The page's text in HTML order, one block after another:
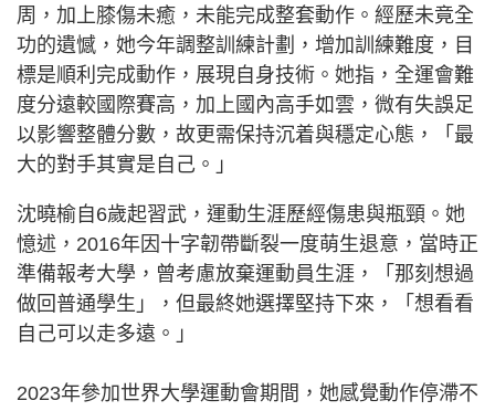
周，加上膝傷未癒，未能完成整套動作。經歷未竟全
功的遺憾，她今年調整訓練計劃，增加訓練難度，目
標是順利完成動作，展現自身技術。她指，全運會難
度分遠較國際賽高，加上國內高手如雲，微有失誤足
以影響整體分數，故更需保持沉着與穩定心態，「最
大的對手其實是自己。」
沈曉榆自6歲起習武，運動生涯歷經傷患與瓶頸。她
憶述，2016年因十字韌帶斷裂一度萌生退意，當時正
準備報考大學，曾考慮放棄運動員生涯，「那刻想過
做回普通學生」，但最終她選擇堅持下來，「想看看
自己可以走多遠。」
2023年參加世界大學運動會期間，她感覺動作停滯不